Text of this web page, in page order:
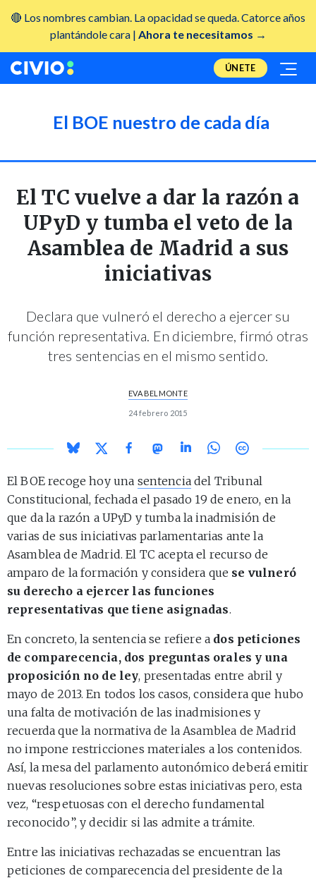
🔴 Los nombres cambian. La opacidad se queda. Catorce años
plantándole cara | Ahora te necesitamos →
ÚNETE
El BOE nuestro de cada día
El TC vuelve a dar la razón a
UPyD y tumba el veto de la
Asamblea de Madrid a sus
iniciativas
Declara que vulneró el derecho a ejercer su
función representativa. En diciembre, firmó otras
tres sentencias en el mismo sentido.
EVA BELMONTE
24 febrero 2015
El BOE recoge hoy una sentenciadel Tribunal
Constitucional, fechada el pasado 19 de enero, en la
que da la razón a UPyD y tumba la inadmisión de
varias de sus iniciativas parlamentarias ante la
Asamblea de Madrid. El TC acepta el recurso de
amparo de la formación y considera que se vulneró
su derecho a ejercer las funciones
representativas que tiene asignadas.
En concreto, la sentencia se refiere a dos peticiones
de comparecencia, dos preguntas orales y una
proposición no de ley, presentadas entre abril y
mayo de 2013. En todos los casos, considera que hubo
una falta de motivación de las inadmisiones y
recuerda que la normativa de la Asamblea de Madrid
no impone restricciones materiales a los contenidos.
Así, la mesa del parlamento autonómico deberá emitir
nuevas resoluciones sobre estas iniciativas pero, esta
vez, “respetuosas con el derecho fundamental
reconocido”, y decidir si las admite a trámite.
Entre las iniciativas rechazadas se encuentran las
peticiones de comparecencia del presidente de la